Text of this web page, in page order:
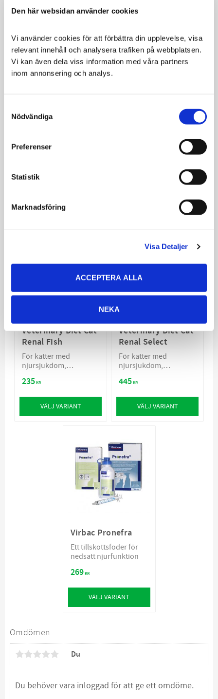
Den här websidan använder cookies
Vi använder cookies för att förbättra din upplevelse, visa
relevant innehåll och analysera trafiken på webbplatsen.
Vi kan även dela viss information med våra partners
inom annonsering och analys.
Selection
Nödvändiga
Preferenser
Statistik
Marknadsföring
Visa Detaljer
ACCEPTERA ALLA
NEKA
Omdömen
Du
Purina Pro Plan
Veterinary Diets
Renal Function
med minskad aptit
Veterinary Diets
Veterinary Diet Cat
Renal Fish
För katter med
njursjukdom,
235KR
VÄLJ VARIANT
Veterinary Diet Cat
Renal Select
För katter med
njursjukdom,
445KR
VÄLJ VARIANT
Virbac Pronefra
Ett tillskottsfoder för
nedsatt njurfunktion
269KR
VÄLJ VARIANT